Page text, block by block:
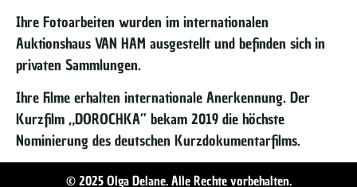
Ihre Fotoarbeiten wurden im internationalen
Auktionshaus VAN HAM ausgestellt und befinden sich in
privaten Sammlungen.
Ihre Filme erhalten internationale Anerkennung. Der
Kurzfilm „DOROCHKA” bekam 2019 die höchste
Nominierung des deutschen Kurzdokumentarfilms.
© 2025 Olga Delane. Alle Rechte vorbehalten.